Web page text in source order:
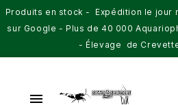
Produits en stock - Expédition le jour
sur Google - Plus de 40 000
- Élevage de
